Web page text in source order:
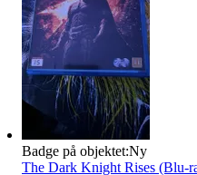
Badge på objektet:Ny
The Dark Knight Rises (Blu-